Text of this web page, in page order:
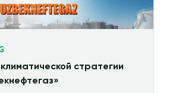
стратегии